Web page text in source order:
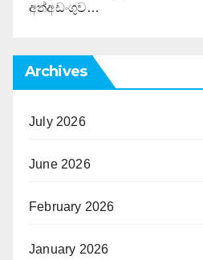
අත්අඩංගුව…
Archives
July 2026
June 2026
February 2026
January 2026